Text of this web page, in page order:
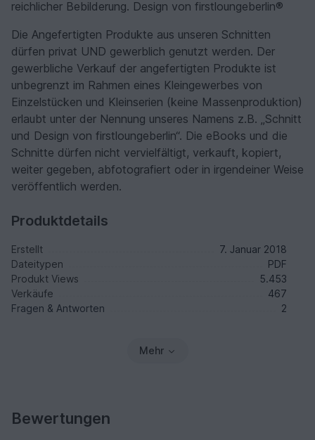
reichlicher Bebilderung. Design von firstloungeberlin®
Die Angefertigten Produkte aus unseren Schnitten
dürfen privat UND gewerblich genutzt werden. Der
gewerbliche Verkauf der angefertigten Produkte ist
unbegrenzt im Rahmen eines Kleingewerbes von
Einzelstücken und Kleinserien (keine Massenproduktion)
erlaubt unter der Nennung unseres Namens z.B. „Schnitt
und Design von firstloungeberlin“. Die eBooks und die
Schnitte dürfen nicht vervielfältigt, verkauft, kopiert,
weiter gegeben, abfotografiert oder in irgendeiner Weise
veröffentlich werden.
Produktdetails
Erstellt
7. Januar 2018
Dateitypen
PDF
Produkt Views
5.453
Verkäufe
467
Fragen & Antworten
2
Mehr
Bewertungen